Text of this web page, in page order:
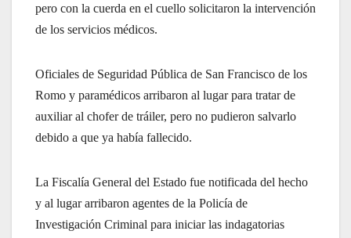
pero con la cuerda en el cuello solicitaron la intervención
de los servicios médicos.
Oficiales de Seguridad Pública de San Francisco de los
Romo y paramédicos arribaron al lugar para tratar de
auxiliar al chofer de tráiler, pero no pudieron salvarlo
debido a que ya había fallecido.
La Fiscalía General del Estado fue notificada del hecho
y al lugar arribaron agentes de la Policía de
Investigación Criminal para iniciar las indagatorias